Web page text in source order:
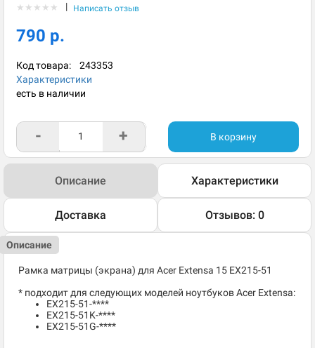
★ ★ ★ ★ ★ | Написать отзыв
790 р.
Код товара: 243353
Характеристики
есть в наличии
- + В корзину
Описание Характеристики
Доставка Отзывов: 0
Описание
Рамка матрицы (экрана) для Acer Extensa 15 EX215-51
* подходит для следующих моделей ноутбуков Acer Extensa:
EX215-51-****
EX215-51K-****
EX215-51G-****